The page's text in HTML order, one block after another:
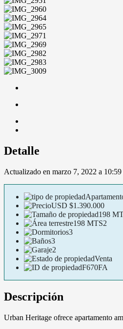
Detalle
Actualizado en marzo 7, 2022 a 10:59
USD $1.390.000
198
198 MTS2
3
3
2
Venta
F670FA
Descripción
Urban Heritage ofrece apartamento